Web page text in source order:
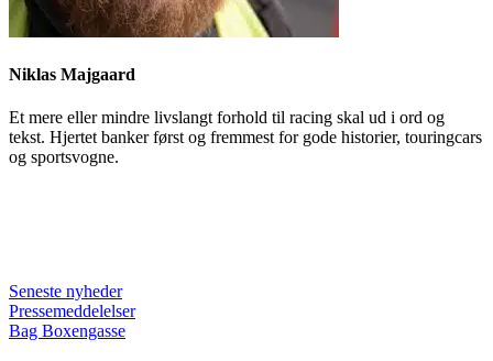
Niklas Majgaard
Et mere eller mindre livslangt forhold til racing skal ud i ord og
tekst. Hjertet banker først og fremmest for gode historier, touringcars
og sportsvogne.
Seneste nyheder
Pressemeddelelser
Bag Boxengasse